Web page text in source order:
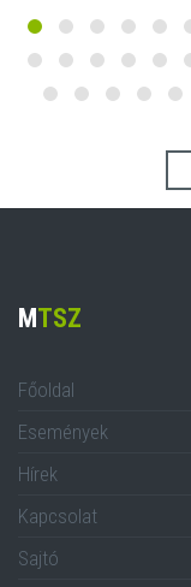
M TSZ
Főoldal
Események
Hírek
Kapcsolat
Sajtó